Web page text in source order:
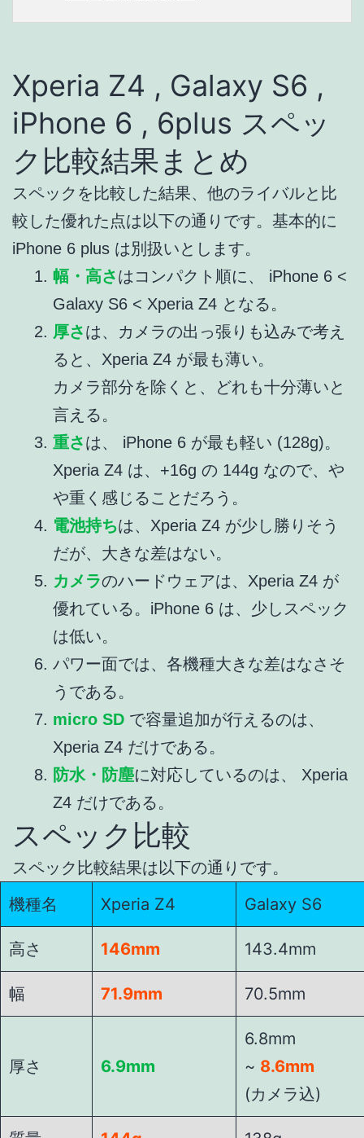
Xperia Z4 , Galaxy S6 ,
iPhone 6 , 6plus スペッ
ク比較結果まとめ
スペックを比較した結果、他のライバルと比
較した優れた点は以下の通りです。基本的に
iPhone 6 plus は別扱いとします。
幅・高さはコンパクト順に、 iPhone 6 <
Galaxy S6 < Xperia Z4 となる。
厚さは、カメラの出っ張りも込みで考え
ると、Xperia Z4 が最も薄い。
カメラ部分を除くと、どれも十分薄いと
言える。
重さは、 iPhone 6 が最も軽い (128g)。
Xperia Z4 は、+16g の 144g なので、や
や重く感じることだろう。
電池持ちは、Xperia Z4 が少し勝りそう
だが、大きな差はない。
カメラのハードウェアは、Xperia Z4 が
優れている。iPhone 6 は、少しスペック
は低い。
パワー面では、各機種大きな差はなさそ
うである。
micro SD で容量追加が行えるのは、
Xperia Z4 だけである。
防水・防塵に対応しているのは、 Xperia
Z4 だけである。
スペック比較
スペック比較結果は以下の通りです。
機種名 Xperia Z4 Galaxy S6
高さ 146mm 143.4mm
幅 71.9mm 70.5mm
厚さ 6.9mm
6.8mm
~ 8.6mm
(カメラ込)